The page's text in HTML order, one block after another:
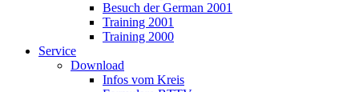
Besuch der German 2001
Training 2001
Training 2000
Service
Download
Infos vom Kreis